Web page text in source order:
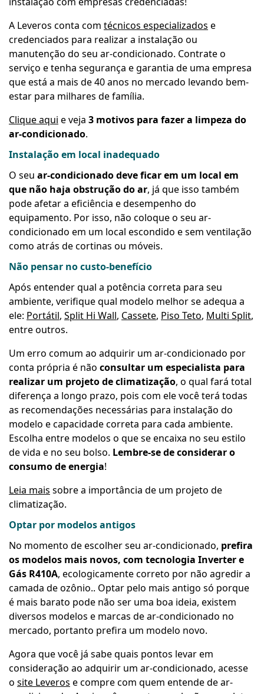
A Leveros conta com técnicos especializados e
credenciados para realizar a instalação ou
manutenção do seu ar-condicionado. Contrate o
serviço e tenha segurança e garantia de uma empresa
que está a mais de 40 anos no mercado levando bem-
estar para milhares de família.
Clique aqui e veja 3 motivos para fazer a limpeza do
ar-condicionado.
Instalação em local inadequado
O seu ar-condicionado deve ficar em um local em
que não haja obstrução do ar, já que isso também
pode afetar a eficiência e desempenho do
equipamento. Por isso, não coloque o seu ar-
condicionado em um local escondido e sem ventilação
como atrás de cortinas ou móveis.
Não pensar no custo-benefício
Após entender qual a potência correta para seu
ambiente, verifique qual modelo melhor se adequa a
ele: Portátil, Split Hi Wall, Cassete, Piso Teto, Multi Split,
entre outros.
Um erro comum ao adquirir um ar-condicionado por
conta própria é não consultar um especialista para
realizar um projeto de climatização, o qual fará total
diferença a longo prazo, pois com ele você terá todas
as recomendações necessárias para instalação do
modelo e capacidade correta para cada ambiente.
Escolha entre modelos o que se encaixa no seu estilo
de vida e no seu bolso. Lembre-se de considerar o
consumo de energia!
Leia mais sobre a importância de um projeto de
climatização.
Optar por modelos antigos
No momento de escolher seu ar-condicionado, prefira
os modelos mais novos, com tecnologia Inverter e
Gás R410A, ecologicamente correto por não agredir a
camada de ozônio.. Optar pelo mais antigo só porque
é mais barato pode não ser uma boa ideia, existem
diversos modelos e marcas de ar-condicionado no
mercado, portanto prefira um modelo novo.
Agora que você já sabe quais pontos levar em
consideração ao adquirir um ar-condicionado, acesse
o site Leveros e compre com quem entende de ar-